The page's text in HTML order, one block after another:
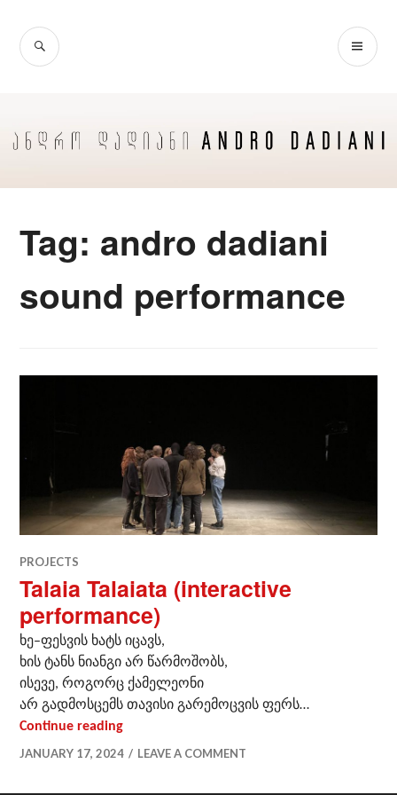
content
SEARCH
Tag: andro dadiani
sound performance
PROJECTS
Talaia Talaiata (interactive
performance)
ხე–ფესვის ხატს იცავს,
ხის ტანს ნიანგი არ წარმოშობს,
ისევე, როგორც ქამელეონი
არ გადმოსცემს თავისი გარემოცვის ფერს…
Continue readingTalaia Talaiata (interactive performance)
JANUARY 17, 2024
LEAVE A COMMENT